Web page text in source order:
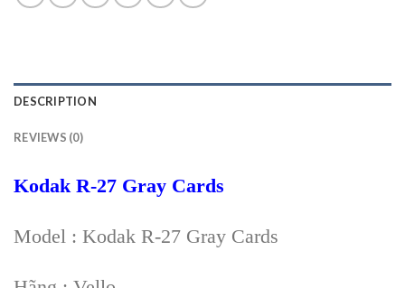
DESCRIPTION
REVIEWS (0)
Kodak R-27 Gray Cards
Model : Kodak R-27 Gray Cards